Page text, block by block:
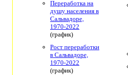
Переработка на
душу населения в
Сальвадоре,
1970-2022
(график)
Рост переработки
в Сальвадоре,
1970-2022
(график)